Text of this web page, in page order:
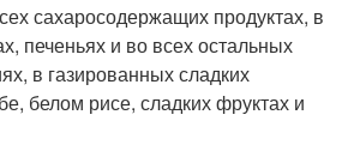
сахаросодержащих продуктах, в
печеньях и во всех остальных
в газированных сладких
белом рисе, сладких фруктах и